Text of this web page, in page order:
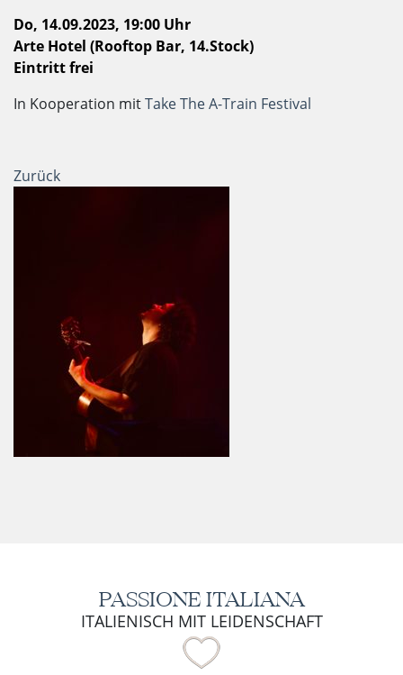
Do, 14.09.2023, 19:00 Uhr
Arte Hotel (Rooftop Bar, 14.Stock)
Eintritt frei
In Kooperation mitTake The A-Train Festival
Zurück
PASSIONE ITALIANA
ITALIENISCH MIT LEIDENSCHAFT